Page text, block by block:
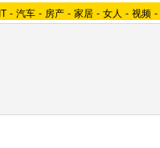
IT - 汽车 - 房产 - 家居 - 女人 - 视频 -